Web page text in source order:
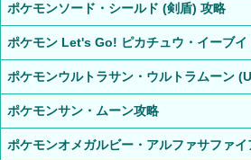
ポケモンソード・シールド (剣盾) 攻略
ポケモン Let's Go! ピカチュウ・イーブイ
ポケモンウルトラサン・ウルトラムーン
ポケモンサン・ムーン攻略
ポケモンオメガルビー・アルファサファ